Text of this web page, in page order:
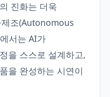
진화는 더욱
조(Autonomous
서는 AI가
을 스스로 설계하고,
을 완성하는 시연이